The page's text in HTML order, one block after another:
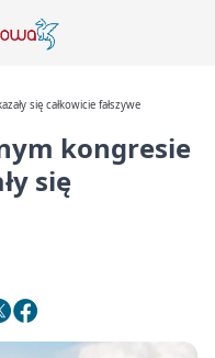
się całkowicie fałszywe
kongresie
się